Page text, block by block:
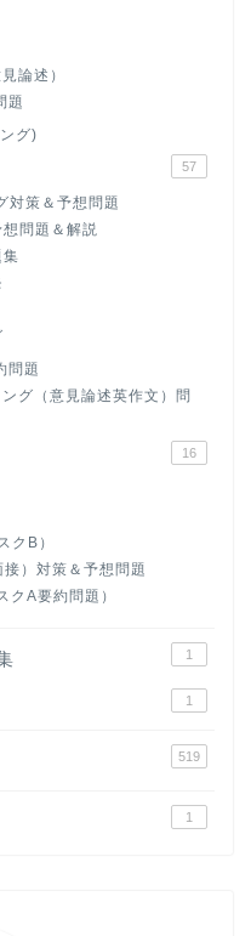
論述）
題
グ)
57
対策＆予想問題
問題＆解説
問題
グ（意見論述英作文）問
16
クB）
）対策＆予想問題
クA要約問題）
1
1
519
1